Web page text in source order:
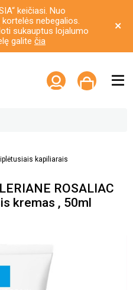
keičiasi. Nuo
nebegalios.
sukauptus lojalumo
galite čia
kapiliarais
ROSALIAC
kremas , 50ml